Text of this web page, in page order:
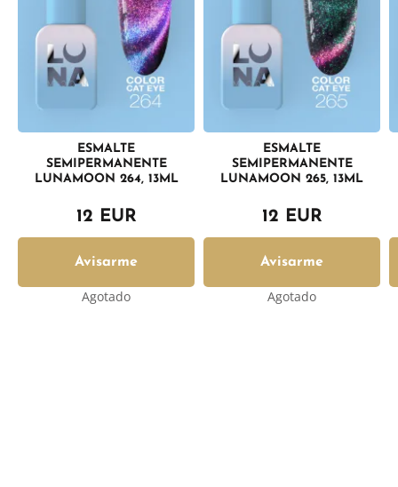
ESMALTE
SEMIPERMANENTE
LUNAMOON 264, 13ML
12 EUR
Avisarme
Agotado
ESMALTE
SEMIPERMANENTE
LUNAMOON 265, 13ML
12 EUR
Avisarme
Agotado